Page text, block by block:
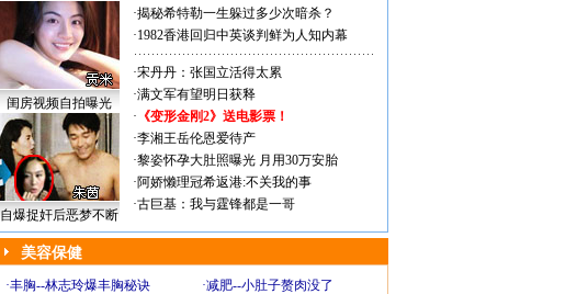
闺房视频自拍曝光
自爆捉奸后恶梦不断
·揭秘希特勒一生躲过多少次暗杀？
·1982香港回归中英谈判鲜为人知内幕
·宋丹丹：张国立活得太累
·满文军有望明日获释
· 《变形金刚2》送电影票！
·李湘王岳伦恩爱待产
·黎姿怀孕大肚照曝光 月用30万安胎
·阿娇懒理冠希返港:不关我的事
·古巨基：我与霆锋都是一哥
美容保健
·丰胸--林志玲爆丰胸秘诀 ·减肥--小肚子赘肉没了